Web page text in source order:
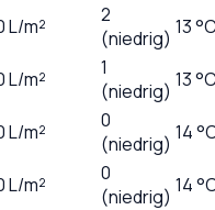
L/m²
2
(niedrig) 13
L/m²
1
(niedrig) 13
L/m²
0
(niedrig) 14
L/m²
0
(niedrig) 14